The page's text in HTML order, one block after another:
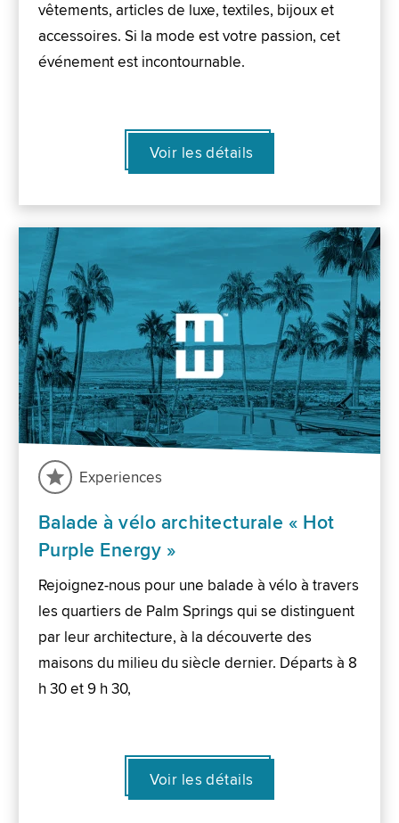
vêtements, articles de luxe, textiles, bijoux et
accessoires. Si la mode est votre passion, cet
événement est incontournable.
Voir les détails
Experiences
Balade à vélo architecturale « Hot
Purple Energy »
Rejoignez-nous pour une balade à vélo à travers
les quartiers de Palm Springs qui se distinguent
par leur architecture, à la découverte des
maisons du milieu du siècle dernier. Départs à 8
h 30 et 9 h 30,
Voir les détails